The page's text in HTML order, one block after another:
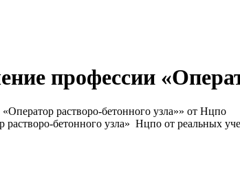
профессии
растворо-бетонного узла»» от Нцпо
бетонного узла» Нцпо от реальных